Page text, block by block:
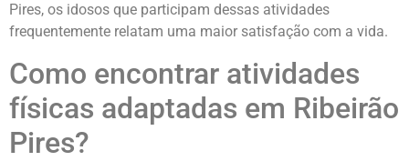
Pires, os idosos que participam dessas atividades
frequentemente relatam uma maior satisfação com a vida.
Como encontrar atividades
físicas adaptadas em Ribeirão
Pires?